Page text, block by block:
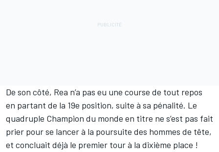
De son côté, Rea n’a pas eu une course de tout repos
en partant de la 19e position, suite à sa pénalité. Le
quadruple Champion du monde en titre ne s’est pas fait
prier pour se lancer à la poursuite des hommes de tête,
et concluait déjà le premier tour à la dixième place !